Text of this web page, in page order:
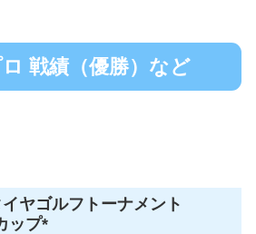
戦績（優勝）など
ヤゴルフトーナメント
ップ*